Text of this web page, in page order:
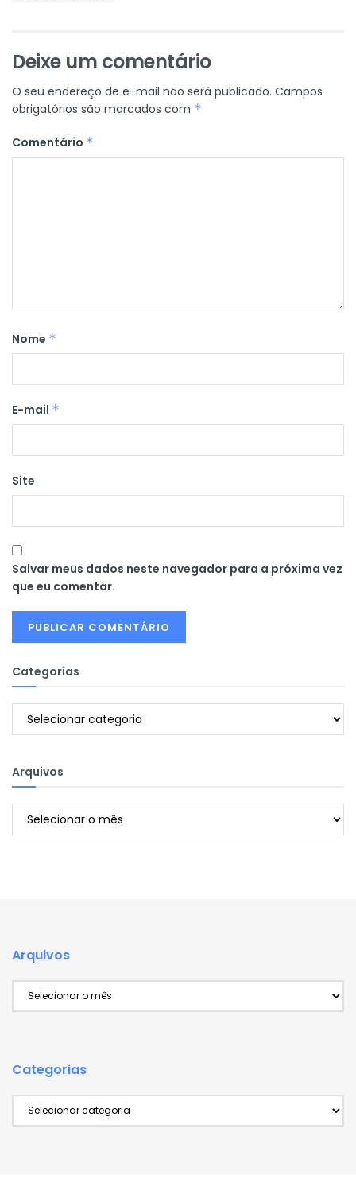
Deixe um comentário
O seu endereço de e-mail não será publicado. Campos
obrigatórios são marcados com *
Comentário *
Nome *
E-mail *
Site
Salvar meus dados neste navegador para a próxima vez
que eu comentar.
Categorias
Categorias
Arquivos
Arquivos
Arquivos
Arquivos
Categorias
Categorias